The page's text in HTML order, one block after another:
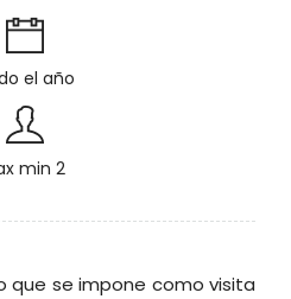
el año
min 2
que se impone como visita